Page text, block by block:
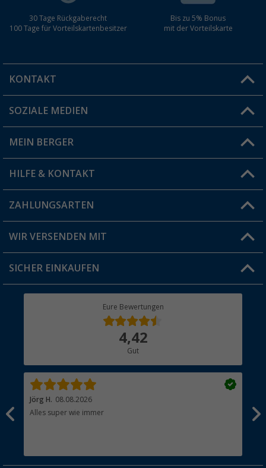
30 Tage Rückgaberecht
100 Tage für Vorteilskartenbesitzer
Bis zu 5% Bonus
mit der Vorteilskarte
KONTAKT
Du hast eine Frage?
Filiale finden
SOZIALE MEDIEN
MEIN BERGER
Vorteilskarte
Blog
Jobs & Karriere
HILFE & KONTAKT
FAQ & Kontakt
Versandinformationen
Rücksendung
ZAHLUNGSARTEN
WIR VERSENDEN MIT
SICHER EINKAUFEN
Eure Bewertungen
4,42
Gut
Jörg H. 08.08.2026
Alles super wie immer